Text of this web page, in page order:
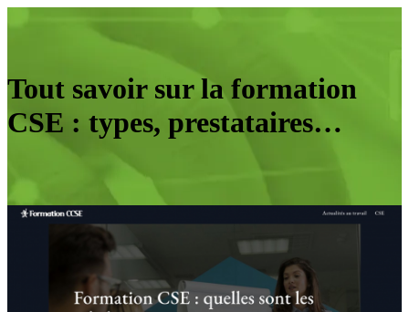
Tout savoir sur la formation
CSE : types, prestataires…